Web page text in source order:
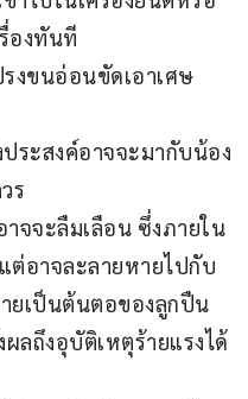
องทันที
งขนอ่อนขัดเอาเศษ
ระสงค์อาจจะมากับน้อง
ร
จจะลืมเลือน ซึ่งภายใน
อาจละลายหายไปกับ
ยเป็นต้นตอของลูกปืน
ลถึงอุบัติเหตุร้ายแรงได้